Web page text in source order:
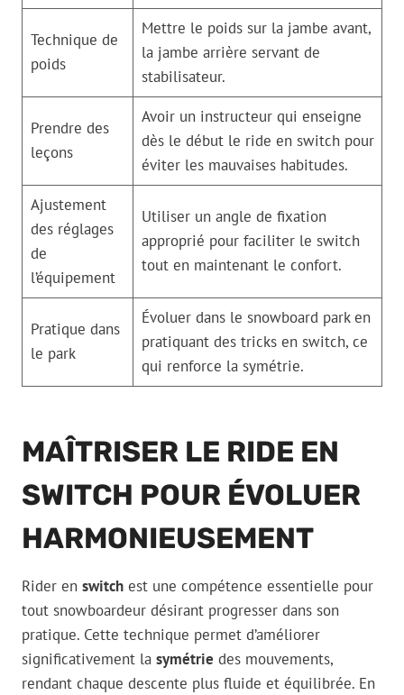
Technique de
poids
Mettre le poids sur la jambe avant,
la jambe arrière servant de
stabilisateur.
Prendre des
leçons
Avoir un instructeur qui enseigne
dès le début le ride en switch pour
éviter les mauvaises habitudes.
Ajustement
des réglages
de
l’équipement
Utiliser un angle de fixation
approprié pour faciliter le switch
tout en maintenant le confort.
Pratique dans
le park
Évoluer dans le snowboard park en
pratiquant des tricks en switch, ce
qui renforce la symétrie.
MAÎTRISER LE RIDE EN
SWITCH POUR ÉVOLUER
HARMONIEUSEMENT
Rider en switch est une compétence essentielle pour
tout snowboardeur désirant progresser dans son
pratique. Cette technique permet d’améliorer
significativement la symétrie des mouvements,
rendant chaque descente plus fluide et équilibrée. En